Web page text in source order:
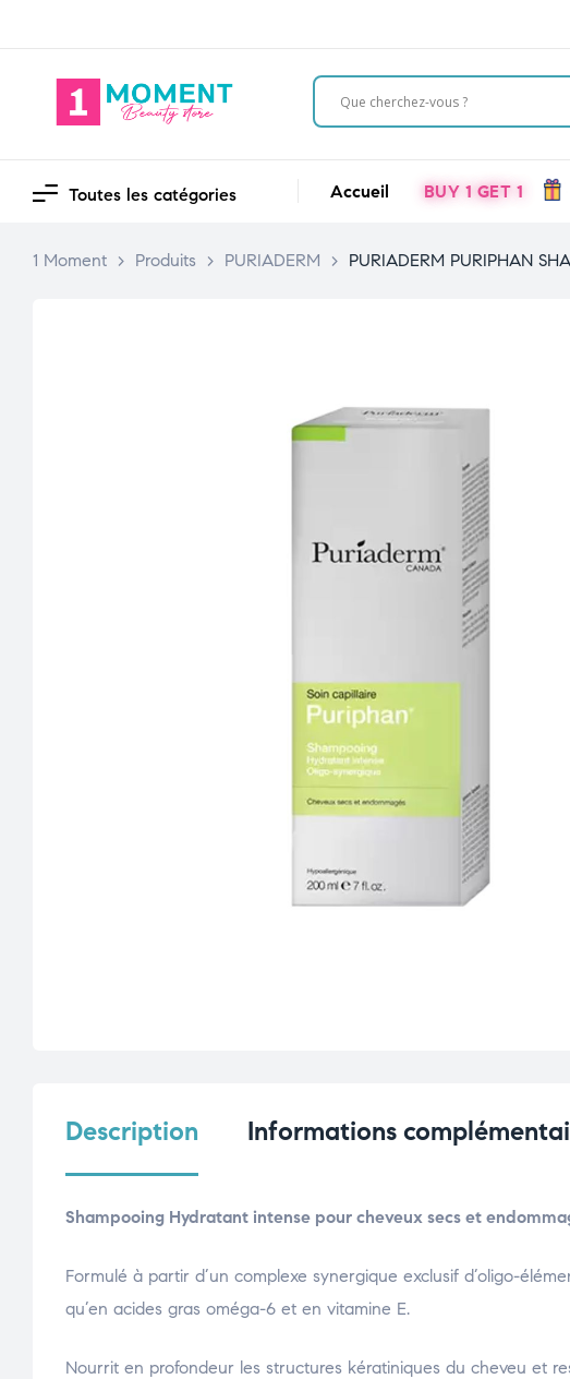
Toutes les catégories Accueil BUY 1 GET 1
1 Moment > Produits > PURIADERM > PURIADERM PURIPHAN
Description Informations
Shampooing Hydratant intense pour cheveux secs et
Formulé à partir d’un complexe synergique exclusif d’oligo-
qu’en acides gras oméga-6 et en vitamine E.
Nourrit en profondeur les structures kératiniques du cheveu et